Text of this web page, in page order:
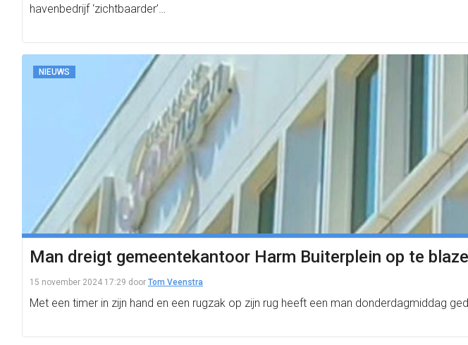
havenbedrijf ‘zichtbaarder’…
NIEUWS
Man dreigt gemeentekantoor Harm Buiterplein op te
15 november 2024 17:29 door Tom Veenstra
Met een timer in zijn hand en een rugzak op zijn rug heeft een man donderdagmiddag